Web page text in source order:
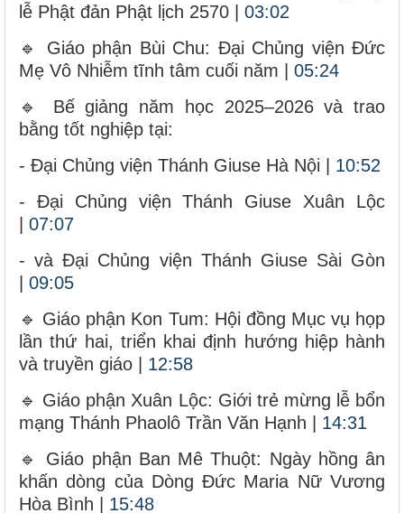
lễ Phật đản Phật lịch 2570 | 03:02
🔹 Giáo phận Bùi Chu: Đại Chủng viện Đức
Mẹ Vô Nhiễm tĩnh tâm cuối năm | 05:24
🔹 Bế giảng năm học 2025–2026 và trao
bằng tốt nghiệp tại:
- Đại Chủng viện Thánh Giuse Hà Nội | 10:52
- Đại Chủng viện Thánh Giuse Xuân Lộc
07:07
- và Đại Chủng viện Thánh Giuse Sài Gòn
09:05
🔹 Giáo phận Kon Tum: Hội đồng Mục vụ họp
lần thứ hai, triển khai định hướng hiệp hành
và truyền giáo | 12:58
🔹 Giáo phận Xuân Lộc: Giới trẻ mừng lễ bổn
mạng Thánh Phaolô Trần Văn Hạnh | 14:31
🔹 Giáo phận Ban Mê Thuột: Ngày hồng ân
khấn dòng của Dòng Đức Maria Nữ Vương
Hòa Bình | 15:48